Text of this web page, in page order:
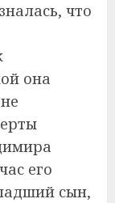
что
она
его
сын,